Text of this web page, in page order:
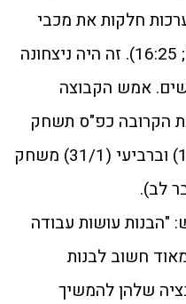
חלקות את מכבי
בנות נצרת 0:3 (23:25; 15:25; 16:25). זה היה ניצחונה
אמש הקבוצה
הקרובה כפ"ס תשחק
בחוץ נגד מכבי אשדוד (18:00) וברביעי (31/1) משחק
עושות עבודה
חשוב לבנות
שלהן להמשיך